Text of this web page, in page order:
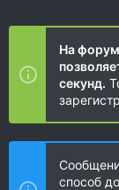
На
секунд.
способ